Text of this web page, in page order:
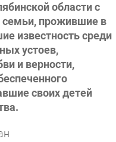
области с
прожившие в
известность среди
устоев,
и верности,
своих детей